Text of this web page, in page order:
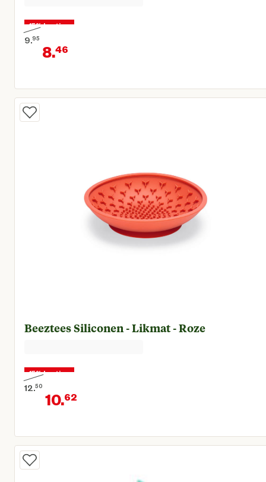
15% korting
9. 95
Oorspronkelijke prijs € 9,95
8.46
Huidige prijs € 8,46
Beeztees Siliconen - Likmat - Roze
15% korting
12.50
Oorspronkelijke prijs € 12,50
10.62
Huidige prijs € 10,62